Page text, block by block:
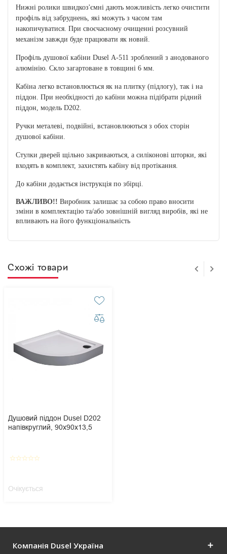
Нижні ролики швидкоз'ємні дають можливість легко очистити
профіль від забруднень, які можуть з часом там
накопичуватися. При своєчасному очищенні розсувний
механізм завжди буде працювати як новий.
Профіль душової кабіни Dusel А-511 зроблений з анодованого
алюмінію. Скло загартоване в товщині 6 мм.
Кабіна легко встановлюється як на плитку (підлогу), так і на
піддон. При необхідності до кабіни можна підібрати рідний
піддон, модель D202.
Ручки металеві, подвійні, встановлюються з обох сторін
душової кабіни.
Стулки дверей щільно закриваються, а силіконові шторки, які
входять в комплект, захистять кабіну від протікання.
До кабіни додається інструкція по збірці.
ВАЖЛИВО!! Виробник залишає за собою право вносити
зміни в комплектацію та/або зовнішній вигляд виробів, які не
впливають на його функціональність
Схожі товари
Душовий піддон Dusel D202
напівкруглий, 90х90х13,5
star_borderstar_borderstar_borderstar_borderstar_border
Очікується
Компанія Dusel Україна